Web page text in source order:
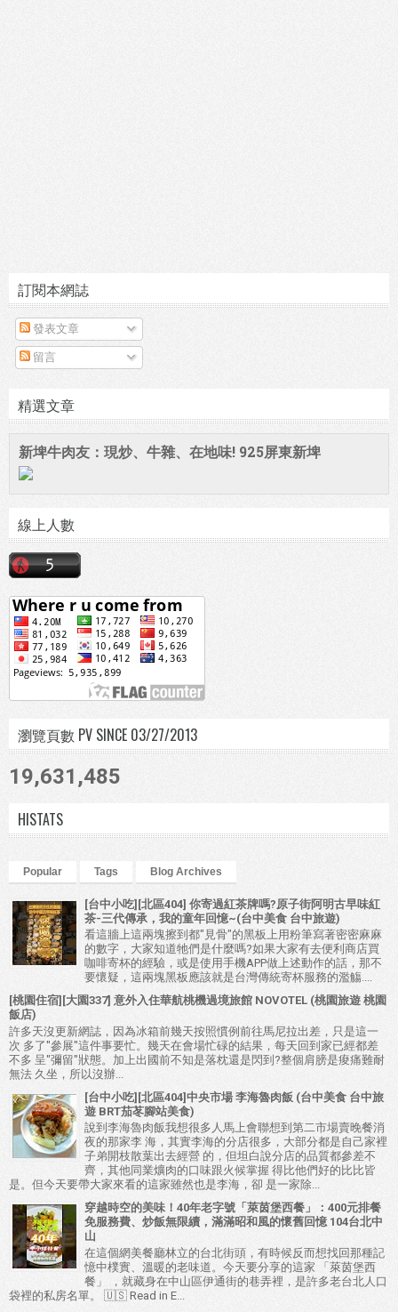
訂閱本網誌
發表文章
留言
精選文章
新埤牛肉友：現炒、牛雜、在地味! 925屏東新埤
線上人數
瀏覽頁數 PV SINCE 03/27/2013
19,631,485
HISTATS
Popular Tags Blog Archives
[台中小吃][北區404] 你寄過紅茶牌嗎?原子街阿明古早味紅
茶-三代傳承，我的童年回憶~(台中美食 台中旅遊)
看這牆上這兩塊擦到都"見骨"的黑板上用粉筆寫著密密麻麻
的數字，大家知道牠們是什麼嗎?如果大家有去便利商店買
咖啡寄杯的經驗，或是使用手機APP做上述動作的話，那不
要懷疑，這兩塊黑板應該就是台灣傳統寄杯服務的濫觴....
[桃園住宿][大園337] 意外入住華航桃機過境旅館 NOVOTEL (桃園旅遊 桃園
飯店)
許多天沒更新網誌，因為冰箱前幾天按照慣例前往馬尼拉出差，只是這一
次 多了"參展"這件事要忙。幾天在會場忙碌的結果，每天回到家已經都差
不多 呈"彌留"狀態。加上出國前不知是落枕還是閃到?整個肩膀是痠痛難耐
無法 久坐，所以沒辦...
[台中小吃][北區404]中央市場 李海魯肉飯 (台中美食 台中旅
遊 BRT茄苳腳站美食)
說到李海魯肉飯我想很多人馬上會聯想到第二市場賣晚餐消
夜的那家李 海，其實李海的分店很多，大部分都是自己家裡
子弟開枝散葉出去經營 的，但坦白說分店的品質都參差不
齊，其他同業爌肉的口味跟火候掌握 得比他們好的比比皆
是。但今天要帶大家來看的這家雖然也是李海，卻 是一家除...
穿越時空的美味！40年老字號「萊茵堡西餐」：400元排餐
免服務費、炒飯無限續，滿滿昭和風的懷舊回憶 104台北中
山
在這個網美餐廳林立的台北街頭，有時候反而想找回那種記
憶中樸實、溫暖的老味道。今天要分享的這家 「萊茵堡西
餐」 ，就藏身在中山區伊通街的巷弄裡，是許多老台北人口
袋裡的私房名單。 🇺🇸 Read in E...